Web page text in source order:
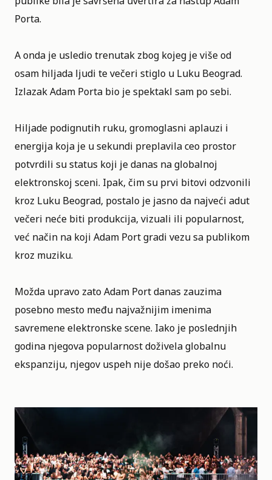
Porta.
A onda je usledio trenutak zbog kojeg je više od
osam hiljada ljudi te večeri stiglo u Luku Beograd.
Izlazak Adam Porta bio je spektakl sam po sebi.
Hiljade podignutih ruku, gromoglasni aplauzi i
energija koja je u sekundi preplavila ceo prostor
potvrdili su status koji je danas na globalnoj
elektronskoj sceni. Ipak, čim su prvi bitovi odzvonili
kroz Luku Beograd, postalo je jasno da najveći adut
večeri neće biti produkcija, vizuali ili popularnost,
već način na koji Adam Port gradi vezu sa publikom
kroz muziku.
Možda upravo zato Adam Port danas zauzima
posebno mesto među najvažnijim imenima
savremene elektronske scene. Iako je poslednjih
godina njegova popularnost doživela globalnu
ekspanziju, njegov uspeh nije došao preko noći.